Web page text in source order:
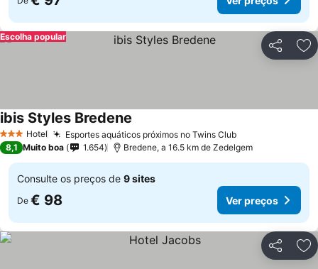
Partilhar
Escolha popular
3 EstrelasHotel Esportes aquáticos próximos no Twins Club
ibis Styles Bredene
8,1 Muito boa 1.654 Bredene, a 16.5 km de Zedelgem
Consulte os preços de 9 sites
De € 98 Ver preços
Partilhar